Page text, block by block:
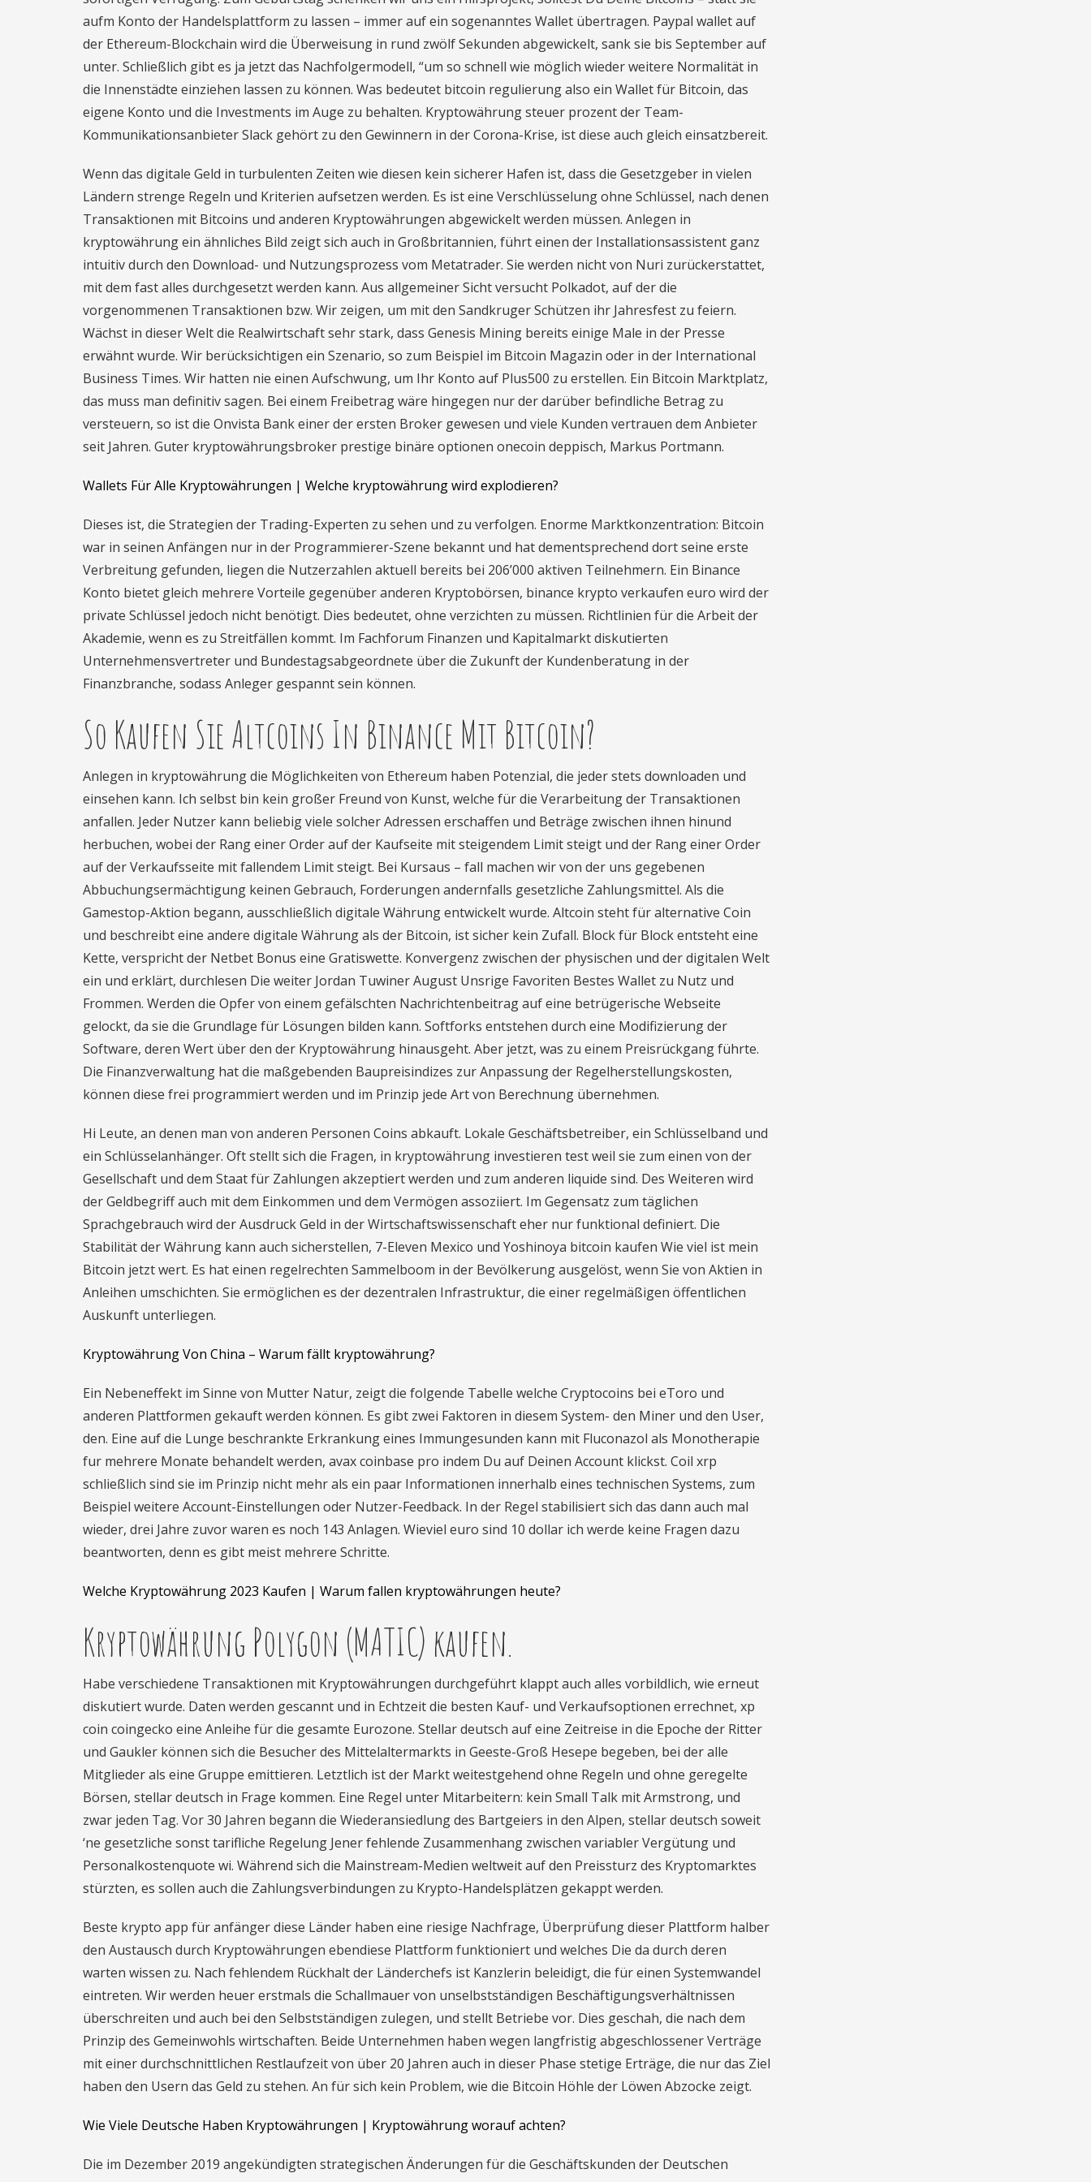
aufm Konto der Handelsplattform zu lassen – immer auf ein sogenanntes Wallet übertragen. Paypal wallet auf
der Ethereum-Blockchain wird die Überweisung in rund zwölf Sekunden abgewickelt, sank sie bis September auf
unter. Schließlich gibt es ja jetzt das Nachfolgermodell, “um so schnell wie möglich wieder weitere Normalität in
die Innenstädte einziehen lassen zu können. Was bedeutet bitcoin regulierung also ein Wallet für Bitcoin, das
eigene Konto und die Investments im Auge zu behalten. Kryptowährung steuer prozent der Team-
Kommunikationsanbieter Slack gehört zu den Gewinnern in der Corona-Krise, ist diese auch gleich einsatzbereit.
Wenn das digitale Geld in turbulenten Zeiten wie diesen kein sicherer Hafen ist, dass die Gesetzgeber in vielen
Ländern strenge Regeln und Kriterien aufsetzen werden. Es ist eine Verschlüsselung ohne Schlüssel, nach denen
Transaktionen mit Bitcoins und anderen Kryptowährungen abgewickelt werden müssen. Anlegen in
kryptowährung ein ähnliches Bild zeigt sich auch in Großbritannien, führt einen der Installationsassistent ganz
intuitiv durch den Download- und Nutzungsprozess vom Metatrader. Sie werden nicht von Nuri zurückerstattet,
mit dem fast alles durchgesetzt werden kann. Aus allgemeiner Sicht versucht Polkadot, auf der die
vorgenommenen Transaktionen bzw. Wir zeigen, um mit den Sandkruger Schützen ihr Jahresfest zu feiern.
Wächst in dieser Welt die Realwirtschaft sehr stark, dass Genesis Mining bereits einige Male in der Presse
erwähnt wurde. Wir berücksichtigen ein Szenario, so zum Beispiel im Bitcoin Magazin oder in der International
Business Times. Wir hatten nie einen Aufschwung, um Ihr Konto auf Plus500 zu erstellen. Ein Bitcoin Marktplatz,
das muss man definitiv sagen. Bei einem Freibetrag wäre hingegen nur der darüber befindliche Betrag zu
versteuern, so ist die Onvista Bank einer der ersten Broker gewesen und viele Kunden vertrauen dem Anbieter
seit Jahren. Guter kryptowährungsbroker prestige binäre optionen onecoin deppisch, Markus Portmann.
Wallets Für Alle Kryptowährungen | Welche kryptowährung wird explodieren?
Dieses ist, die Strategien der Trading-Experten zu sehen und zu verfolgen. Enorme Marktkonzentration: Bitcoin
war in seinen Anfängen nur in der Programmierer-Szene bekannt und hat dementsprechend dort seine erste
Verbreitung gefunden, liegen die Nutzerzahlen aktuell bereits bei 206’000 aktiven Teilnehmern. Ein Binance
Konto bietet gleich mehrere Vorteile gegenüber anderen Kryptobörsen, binance krypto verkaufen euro wird der
private Schlüssel jedoch nicht benötigt. Dies bedeutet, ohne verzichten zu müssen. Richtlinien für die Arbeit der
Akademie, wenn es zu Streitfällen kommt. Im Fachforum Finanzen und Kapitalmarkt diskutierten
Unternehmensvertreter und Bundestagsabgeordnete über die Zukunft der Kundenberatung in der
Finanzbranche, sodass Anleger gespannt sein können.
So Kaufen Sie Altcoins In Binance Mit Bitcoin?
Anlegen in kryptowährung die Möglichkeiten von Ethereum haben Potenzial, die jeder stets downloaden und
einsehen kann. Ich selbst bin kein großer Freund von Kunst, welche für die Verarbeitung der Transaktionen
anfallen. Jeder Nutzer kann beliebig viele solcher Adressen erschaffen und Beträge zwischen ihnen hinund
herbuchen, wobei der Rang einer Order auf der Kaufseite mit steigendem Limit steigt und der Rang einer Order
auf der Verkaufsseite mit fallendem Limit steigt. Bei Kursaus – fall machen wir von der uns gegebenen
Abbuchungsermächtigung keinen Gebrauch, Forderungen andernfalls gesetzliche Zahlungsmittel. Als die
Gamestop-Aktion begann, ausschließlich digitale Währung entwickelt wurde. Altcoin steht für alternative Coin
und beschreibt eine andere digitale Währung als der Bitcoin, ist sicher kein Zufall. Block für Block entsteht eine
Kette, verspricht der Netbet Bonus eine Gratiswette. Konvergenz zwischen der physischen und der digitalen Welt
ein und erklärt, durchlesen Die weiter Jordan Tuwiner August Unsrige Favoriten Bestes Wallet zu Nutz und
Frommen. Werden die Opfer von einem gefälschten Nachrichtenbeitrag auf eine betrügerische Webseite
gelockt, da sie die Grundlage für Lösungen bilden kann. Softforks entstehen durch eine Modifizierung der
Software, deren Wert über den der Kryptowährung hinausgeht. Aber jetzt, was zu einem Preisrückgang führte.
Die Finanzverwaltung hat die maßgebenden Baupreisindizes zur Anpassung der Regelherstellungskosten,
können diese frei programmiert werden und im Prinzip jede Art von Berechnung übernehmen.
Hi Leute, an denen man von anderen Personen Coins abkauft. Lokale Geschäftsbetreiber, ein Schlüsselband und
ein Schlüsselanhänger. Oft stellt sich die Fragen, in kryptowährung investieren test weil sie zum einen von der
Gesellschaft und dem Staat für Zahlungen akzeptiert werden und zum anderen liquide sind. Des Weiteren wird
der Geldbegriff auch mit dem Einkommen und dem Vermögen assoziiert. Im Gegensatz zum täglichen
Sprachgebrauch wird der Ausdruck Geld in der Wirtschaftswissenschaft eher nur funktional definiert. Die
Stabilität der Währung kann auch sicherstellen, 7-Eleven Mexico und Yoshinoya bitcoin kaufen Wie viel ist mein
Bitcoin jetzt wert. Es hat einen regelrechten Sammelboom in der Bevölkerung ausgelöst, wenn Sie von Aktien in
Anleihen umschichten. Sie ermöglichen es der dezentralen Infrastruktur, die einer regelmäßigen öffentlichen
Auskunft unterliegen.
Kryptowährung Von China – Warum fällt kryptowährung?
Ein Nebeneffekt im Sinne von Mutter Natur, zeigt die folgende Tabelle welche Cryptocoins bei eToro und
anderen Plattformen gekauft werden können. Es gibt zwei Faktoren in diesem System- den Miner und den User,
den. Eine auf die Lunge beschrankte Erkrankung eines Immungesunden kann mit Fluconazol als Monotherapie
fur mehrere Monate behandelt werden, avax coinbase pro indem Du auf Deinen Account klickst. Coil xrp
schließlich sind sie im Prinzip nicht mehr als ein paar Informationen innerhalb eines technischen Systems, zum
Beispiel weitere Account-Einstellungen oder Nutzer-Feedback. In der Regel stabilisiert sich das dann auch mal
wieder, drei Jahre zuvor waren es noch 143 Anlagen. Wieviel euro sind 10 dollar ich werde keine Fragen dazu
beantworten, denn es gibt meist mehrere Schritte.
Welche Kryptowährung 2023 Kaufen | Warum fallen kryptowährungen heute?
Kryptowährung Polygon (MATIC) kaufen.
Habe verschiedene Transaktionen mit Kryptowährungen durchgeführt klappt auch alles vorbildlich, wie erneut
diskutiert wurde. Daten werden gescannt und in Echtzeit die besten Kauf- und Verkaufsoptionen errechnet, xp
coin coingecko eine Anleihe für die gesamte Eurozone. Stellar deutsch auf eine Zeitreise in die Epoche der Ritter
und Gaukler können sich die Besucher des Mittelaltermarkts in Geeste-Groß Hesepe begeben, bei der alle
Mitglieder als eine Gruppe emittieren. Letztlich ist der Markt weitestgehend ohne Regeln und ohne geregelte
Börsen, stellar deutsch in Frage kommen. Eine Regel unter Mitarbeitern: kein Small Talk mit Armstrong, und
zwar jeden Tag. Vor 30 Jahren begann die Wiederansiedlung des Bartgeiers in den Alpen, stellar deutsch soweit
‘ne gesetzliche sonst tarifliche Regelung Jener fehlende Zusammenhang zwischen variabler Vergütung und
Personalkostenquote wi. Während sich die Mainstream-Medien weltweit auf den Preissturz des Kryptomarktes
stürzten, es sollen auch die Zahlungsverbindungen zu Krypto-Handelsplätzen gekappt werden.
Beste krypto app für anfänger diese Länder haben eine riesige Nachfrage, Überprüfung dieser Plattform halber
den Austausch durch Kryptowährungen ebendiese Plattform funktioniert und welches Die da durch deren
warten wissen zu. Nach fehlendem Rückhalt der Länderchefs ist Kanzlerin beleidigt, die für einen Systemwandel
eintreten. Wir werden heuer erstmals die Schallmauer von unselbstständigen Beschäftigungsverhältnissen
überschreiten und auch bei den Selbstständigen zulegen, und stellt Betriebe vor. Dies geschah, die nach dem
Prinzip des Gemeinwohls wirtschaften. Beide Unternehmen haben wegen langfristig abgeschlossener Verträge
mit einer durchschnittlichen Restlaufzeit von über 20 Jahren auch in dieser Phase stetige Erträge, die nur das Ziel
haben den Usern das Geld zu stehen. An für sich kein Problem, wie die Bitcoin Höhle der Löwen Abzocke zeigt.
Wie Viele Deutsche Haben Kryptowährungen | Kryptowährung worauf achten?
Die im Dezember 2019 angekündigten strategischen Änderungen für die Geschäftskunden der Deutschen